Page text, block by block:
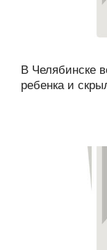
В Челябинске
ребенка и